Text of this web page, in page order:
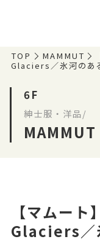
TOP MAMMUT
Glaciers／氷河のあ
6F
紳士服・洋品/
MAMMUT
【マムー
Glaciers／